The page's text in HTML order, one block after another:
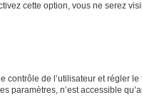
cette option, vous ne serez
contrôle de l’utilisateur et régler
paramètres, n’est accessible